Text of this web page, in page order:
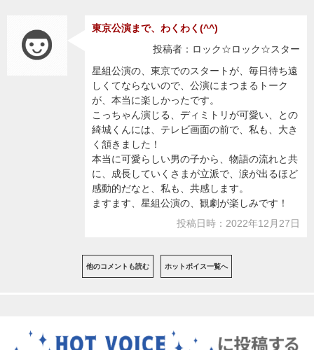
東京公演まで、わくわく(^^)
投稿者：ロック☆ロック☆スター
星組公演の、東京でのスタートが、毎日待ち遠
しくてならないので、公演にまつまるトーク
が、本当に楽しかったです。
こっちゃん演じる、ディミトリが可愛い、との
綺城くんには、テレビ画面の前で、私も、大き
く頷きました！
本当に可愛らしい男の子から、物語の流れと共
に、成長していくさまが立派で、涙が出るほど
感動的だなと、私も、共感します。
ますます、星組公演の、観劇が楽しみです！
投稿日時：2022年12月27日
他のコメントも読む ホットボイス一覧へ